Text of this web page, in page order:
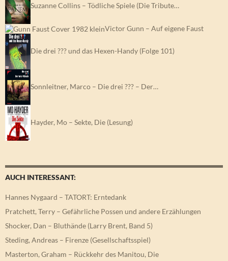
Suzanne Collins – Tödliche Spiele (Die Tribute…
Victor Gunn – Auf eigene Faust
Die drei ??? und das Hexen-Handy (Folge 101)
Sonnleitner, Marco – Die drei ??? – Der…
Hayder, Mo – Sekte, Die (Lesung)
AUCH INTERESSANT:
Hannes Nygaard – TATORT: Erntedank
Pratchett, Terry – Gefährliche Possen und andere Erzählungen
Shocker, Dan – Bluthände (Larry Brent, Band 5)
Steding, Andreas – Firenze (Gesellschaftsspiel)
Masterton, Graham – Rückkehr des Manitou, Die